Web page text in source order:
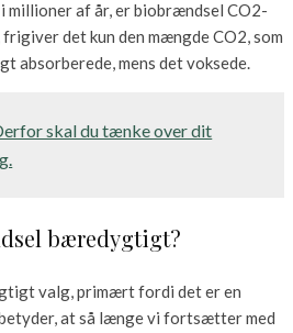
af år, er biobrændsel CO2-
det kun den mængde CO2, som
absorberede, mens det voksede.
skal du tænke over dit
bæredygtigt?
valg, primært fordi det er en
at så længe vi fortsætter med